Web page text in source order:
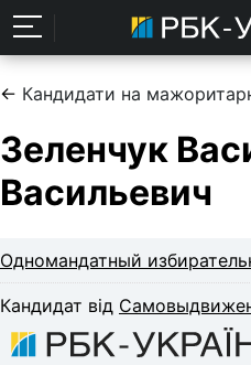
← Кандидати на
Зеленчук
Васильевич
Одномандатный
Кандидат від